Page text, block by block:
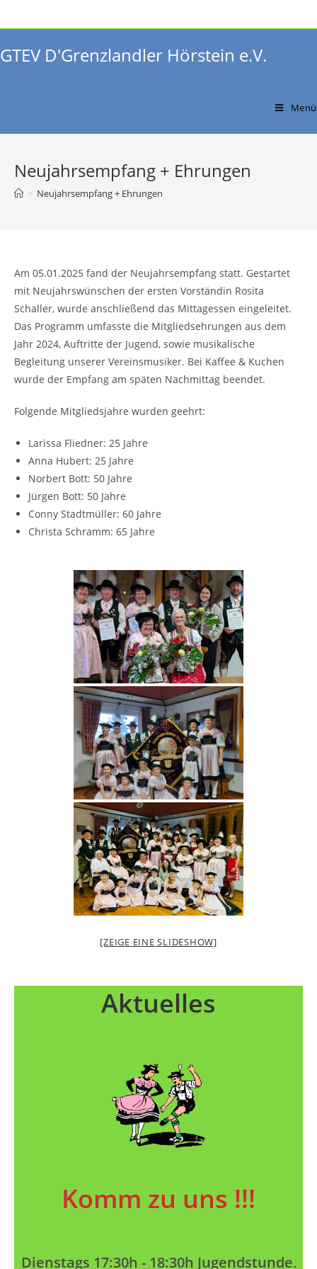
Inhalt
GTEV D'Grenzlandler Hörstein e.V.
Menü
Neujahrsempfang + Ehrungen
> Neujahrsempfang + Ehrungen
Am 05.01.2025 fand der Neujahrsempfang statt. Gestartet
mit Neujahrswünschen der ersten Vorständin Rosita
Schaller, wurde anschließend das Mittagessen eingeleitet.
Das Programm umfasste die Mitgliedsehrungen aus dem
Jahr 2024, Auftritte der Jugend, sowie musikalische
Begleitung unserer Vereinsmusiker. Bei Kaffee & Kuchen
wurde der Empfang am späten Nachmittag beendet.
Folgende Mitgliedsjahre wurden geehrt:
Larissa Fliedner: 25 Jahre
Anna Hubert: 25 Jahre
Norbert Bott: 50 Jahre
Jürgen Bott: 50 Jahre
Conny Stadtmüller: 60 Jahre
Christa Schramm: 65 Jahre
[ZEIGE EINE SLIDESHOW]
Aktuelles
Komm zu uns !!!
Dienstags 17:30h - 18:30h Jugendstunde.